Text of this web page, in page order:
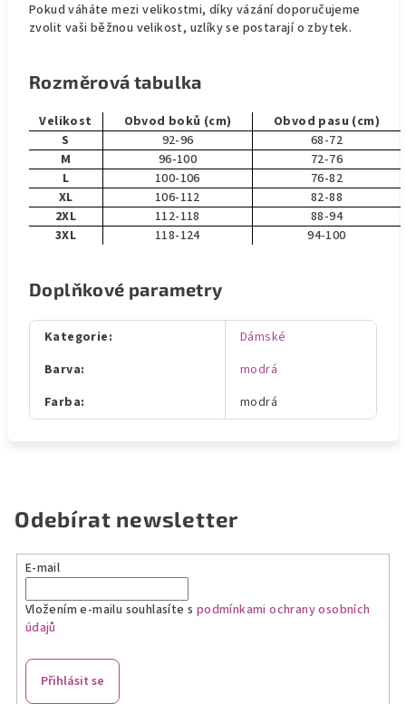
Pokud váháte mezi velikostmi, díky vázání doporučujeme
zvolit vaši běžnou velikost, uzlíky se postarají o zbytek.
Rozměrová tabulka
Velikost Obvod boků (cm)
Obvod pasu (cm)
S
92-96
68-72
M
96-100
72-76
L
100-106
76-82
XL
106-112
82-88
2XL
112-118
88-94
3XL
118-124 94-100
Doplňkové parametry
Kategorie:
Dámské
Barva:
modrá
Farba: modrá
Odebírat newsletter
E-mail
Vložením e-mailu souhlasíte s podmínkami ochrany osobních
údajů
Přihlásit se